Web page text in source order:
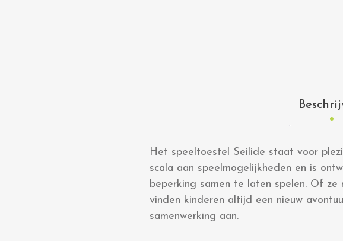
Het speeltoestel Seilide staat voor
scala aan speelmogelijkheden en is
beperking samen te laten spelen. Of
vinden kinderen altijd een nieuw
samenwerking aan.